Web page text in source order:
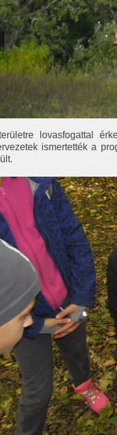
lovasfogattal
ismertették a